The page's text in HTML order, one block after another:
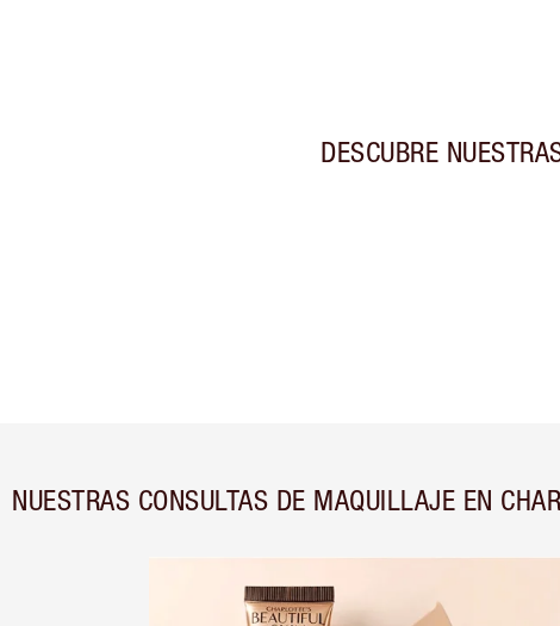
DESCUBRE
NUESTRAS CONSULTAS DE MAQUILLAJE EN